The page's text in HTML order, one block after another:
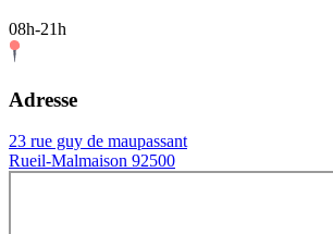
08h-21h
Adresse
23 rue guy de maupassant
Rueil-Malmaison 92500